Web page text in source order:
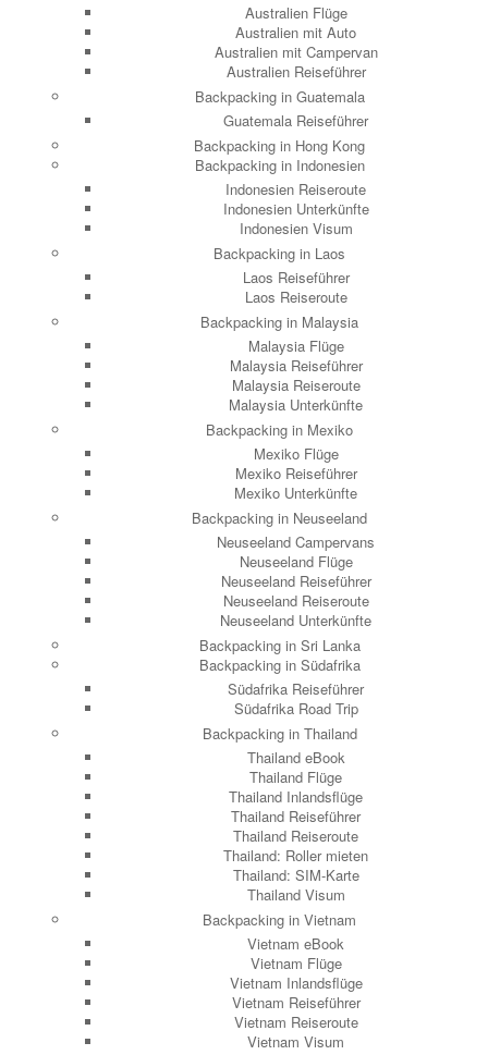
Australien Flüge
Australien mit Auto
Australien mit Campervan
Australien Reiseführer
Backpacking in Guatemala
Guatemala Reiseführer
Backpacking in Hong Kong
Backpacking in Indonesien
Indonesien Reiseroute
Indonesien Unterkünfte
Indonesien Visum
Backpacking in Laos
Laos Reiseführer
Laos Reiseroute
Backpacking in Malaysia
Malaysia Flüge
Malaysia Reiseführer
Malaysia Reiseroute
Malaysia Unterkünfte
Backpacking in Mexiko
Mexiko Flüge
Mexiko Reiseführer
Mexiko Unterkünfte
Backpacking in Neuseeland
Neuseeland Campervans
Neuseeland Flüge
Neuseeland Reiseführer
Neuseeland Reiseroute
Neuseeland Unterkünfte
Backpacking in Sri Lanka
Backpacking in Südafrika
Südafrika Reiseführer
Südafrika Road Trip
Backpacking in Thailand
Thailand eBook
Thailand Flüge
Thailand Inlandsflüge
Thailand Reiseführer
Thailand Reiseroute
Thailand: Roller mieten
Thailand: SIM-Karte
Thailand Visum
Backpacking in Vietnam
Vietnam eBook
Vietnam Flüge
Vietnam Inlandsflüge
Vietnam Reiseführer
Vietnam Reiseroute
Vietnam Visum